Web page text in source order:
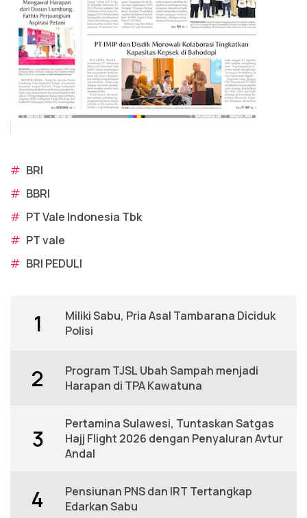
# BRI
# BBRI
# PT Vale Indonesia Tbk
# PT vale
# BRI PEDULI
1
Miliki Sabu, Pria Asal Tambarana Diciduk
Polisi
2
Program TJSL Ubah Sampah menjadi
Harapan di TPA Kawatuna
3
Pertamina Sulawesi, Tuntaskan Satgas
Hajj Flight 2026 dengan Penyaluran Avtur
Andal
4
Pensiunan PNS dan IRT Tertangkap
Edarkan Sabu